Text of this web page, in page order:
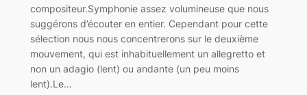
compositeur.Symphonie assez volumineuse que nous
suggérons d’écouter en entier. Cependant pour cette
sélection nous nous concentrerons sur le deuxième
mouvement, qui est inhabituellement un allegretto et
non un adagio (lent) ou andante (un peu moins
lent).Le…